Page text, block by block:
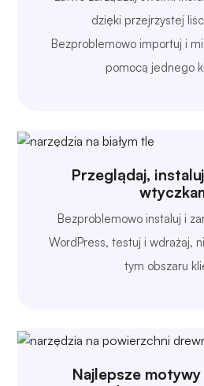
dzięki przejrzystej
Bezproblemowo importuj i
pomocą jednego
Przeglądaj,
Bezproblemowo instaluj i
WordPress, testuj i wdrażaj,
tym obszaru
Najlepsze